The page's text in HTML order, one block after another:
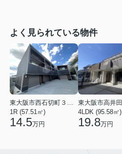
よく見られている物件
東大阪市西石切町３丁目
1R (57.51㎡)
14.5万円
4LDK (95.58㎡)
19.8万円